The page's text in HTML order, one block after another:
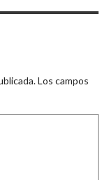
Los campos